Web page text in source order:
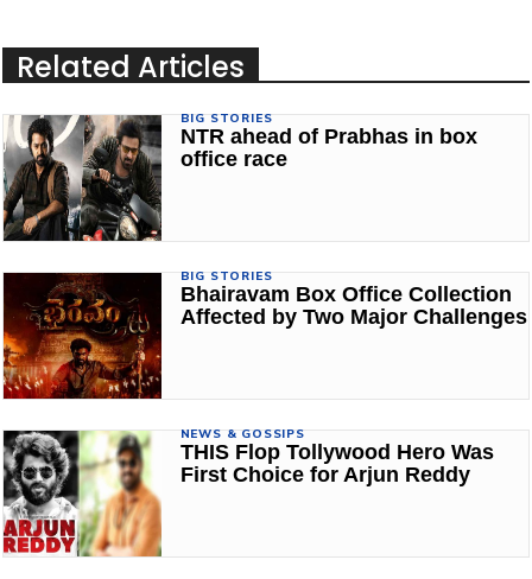
Related Articles
BIG STORIES
NTR ahead of Prabhas in box
office race
BIG STORIES
Bhairavam Box Office Collection
Affected by Two Major Challenges
NEWS & GOSSIPS
THIS Flop Tollywood Hero Was
First Choice for Arjun Reddy